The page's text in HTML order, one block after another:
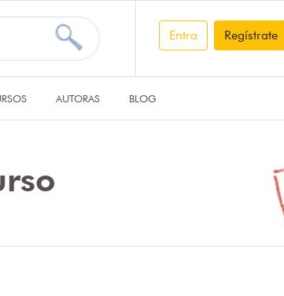
Entra Regístrate
AUTORAS BLOG